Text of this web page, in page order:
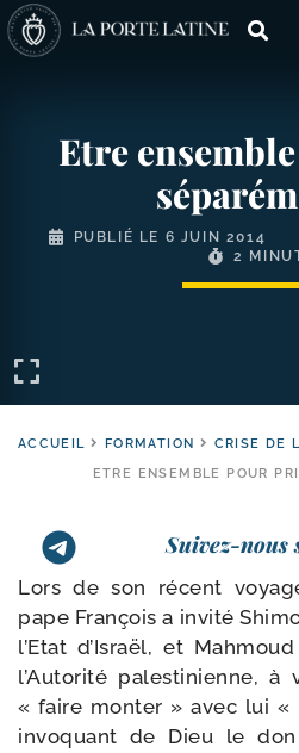
Etre
PUBLIÉ LE 6 JUIN 2014
2
ACCUEIL FORMATION CRISE DE
ETRE ENSEMBLE POUR
Suivez-nous
Lors de son récent
pape François a invi­té
l’Etat d’Israël, et
l’Autorité pales­ti­nienne, à
« faire mon­ter » avec lui «
invo­quant de Dieu le